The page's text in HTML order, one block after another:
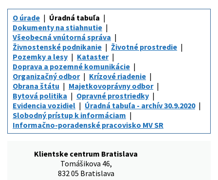
O úrade
Úradná tabuľa
Dokumenty na stiahnutie
Všeobecná vnútorná správa
Živnostenské podnikanie
Životné prostredie
Pozemky a lesy
Kataster
Doprava a pozemné komunikácie
Organizačný odbor
Krízové riadenie
Obrana štátu
Majetkovoprávny odbor
Bytová politika
Opravné prostriedky
Evidencia vozidiel
Úradná tabuľa - archív 30.9.2020
Slobodný prístup k informáciam
Informačno-poradenské pracovisko MV SR
Klientske centrum Bratislava
Tomášikova 46,
832 05 Bratislava